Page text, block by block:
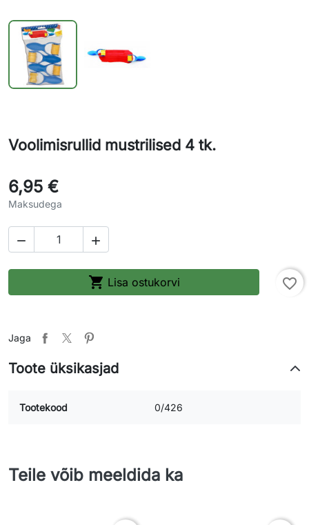
Voolimisrullid mustrilised 4 tk.
6,95 €
Maksudega
 
 Lisa ostukorvi favorite_border
Jaga
Toote üksikasjad
Tootekood 0/426
Teile võib meeldida ka